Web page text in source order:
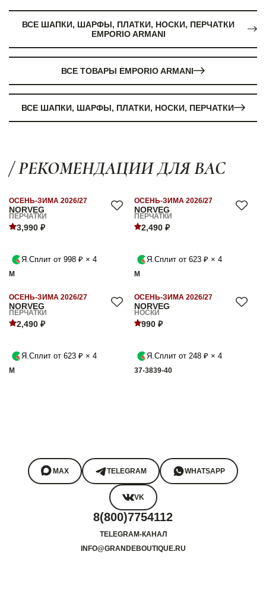
ВСЕ ШАПКИ, ШАРФЫ, ПЛАТКИ, НОСКИ, ПЕРЧАТКИ
EMPORIO ARMANI
ВСЕ ТОВАРЫ EMPORIO ARMANI
ВСЕ ШАПКИ, ШАРФЫ, ПЛАТКИ, НОСКИ, ПЕРЧАТКИ
/ РЕКОМЕНДАЦИИ ДЛЯ ВАС
NORVEG
ОСЕНЬ-ЗИМА 2026/27
ПЕРЧАТКИ
3,990 ₽
Я.Сплит от 998 ₽ × 4
M
NORVEG
ОСЕНЬ-ЗИМА 2026/27
ПЕРЧАТКИ
2,490 ₽
Я.Сплит от 623 ₽ × 4
M
NORVEG
ОСЕНЬ-ЗИМА 2026/27
ПЕРЧАТКИ
2,490 ₽
Я.Сплит от 623 ₽ × 4
M
NORVEG
ОСЕНЬ-ЗИМА 2026/27
НОСКИ
990 ₽
Я.Сплит от 248 ₽ × 4
37-3839-40
MAX TELEGRAM WHATSAPP
VK
8(800)7754112
TELEGRAM-КАНАЛ
INFO@GRANDEBOUTIQUE.RU